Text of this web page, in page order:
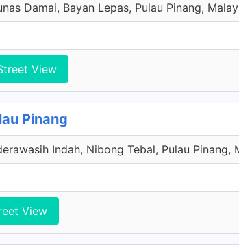
Damai, Bayan Lepas, Pulau Pinang,
View
Pinang
Indah, Nibong Tebal, Pulau Pinang,
View